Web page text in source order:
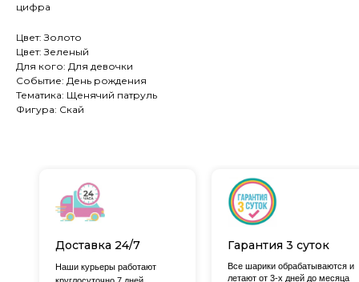
цифра
Цвет: Золото
Цвет: Зеленый
Для кого: Для девочки
Событие: День рождения
Тематика: Щенячий патруль
Фигура: Скай
Доставка 24/7
Все шарики обрабатываются и
летают от 3-х дней до месяца
Наши курьеры работают
Гарантия 3 суток